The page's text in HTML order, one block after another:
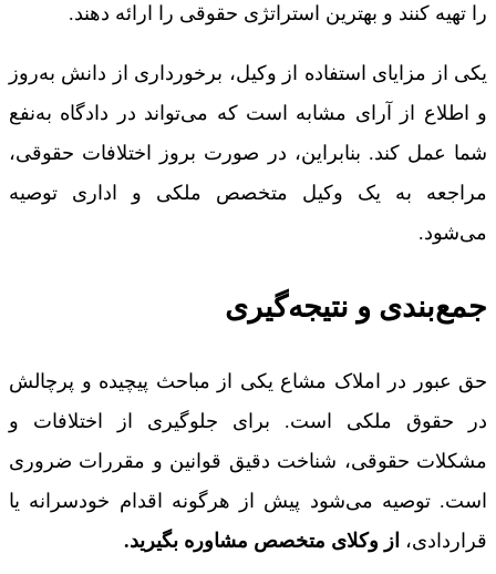
را تهیه کنند و بهترین استراتژی حقوقی را ارائه دهند.
یکی از مزایای استفاده از وکیل، برخورداری از دانش به‌روز
و اطلاع از آرای مشابه است که می‌تواند در دادگاه به‌نفع
شما عمل کند. بنابراین، در صورت بروز اختلافات حقوقی،
مراجعه به یک وکیل متخصص ملکی و اداری توصیه
می‌شود.
جمع‌بندی و نتیجه‌گیری
حق عبور در املاک مشاع یکی از مباحث پیچیده و پرچالش
در حقوق ملکی است. برای جلوگیری از اختلافات و
مشکلات حقوقی، شناخت دقیق قوانین و مقررات ضروری
است. توصیه می‌شود پیش از هرگونه اقدام خودسرانه یا
قراردادی، از وکلای متخصص مشاوره بگیرید.